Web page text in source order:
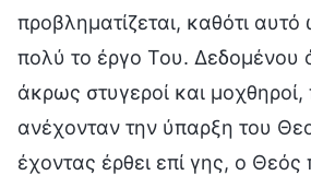
προβληματίζεται, καθότι
πολύ το έργο Του. Δεδομένου
άκρως στυγεροί και
ανέχονταν την ύπαρξη του
έχοντας έρθει επί γης, ο Θεός